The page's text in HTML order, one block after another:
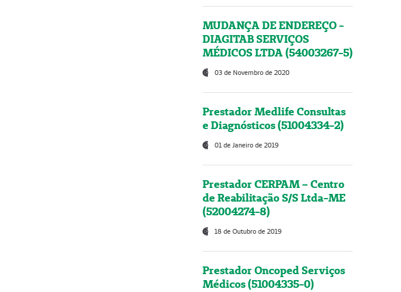
MUDANÇA DE ENDEREÇO -
DIAGITAB SERVIÇOS
MÉDICOS LTDA (54003267-5)
03 de Novembro de 2020
Prestador Medlife Consultas
e Diagnósticos (51004334-2)
01 de Janeiro de 2019
Prestador CERPAM – Centro
de Reabilitação S/S Ltda-ME
(52004274-8)
18 de Outubro de 2019
Prestador Oncoped Serviços
Médicos (51004335-0)